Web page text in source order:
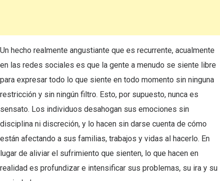
Un hecho realmente angustiante que es recurrente, acualmente
en las redes sociales es que la gente a menudo se siente libre
para expresar todo lo que siente en todo momento sin ninguna
restricción y sin ningún filtro. Esto, por supuesto, nunca es
sensato. Los individuos desahogan sus emociones sin
disciplina ni discreción, y lo hacen sin darse cuenta de cómo
están afectando a sus familias, trabajos y vidas al hacerlo. En
lugar de aliviar el sufrimiento que sienten, lo que hacen en
realidad es profundizar e intensificar sus problemas, su ira y su